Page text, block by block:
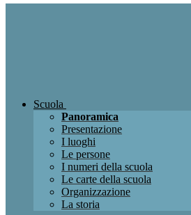
Scuola
Panoramica
Presentazione
I luoghi
Le persone
I numeri della scuola
Le carte della scuola
Organizzazione
La storia